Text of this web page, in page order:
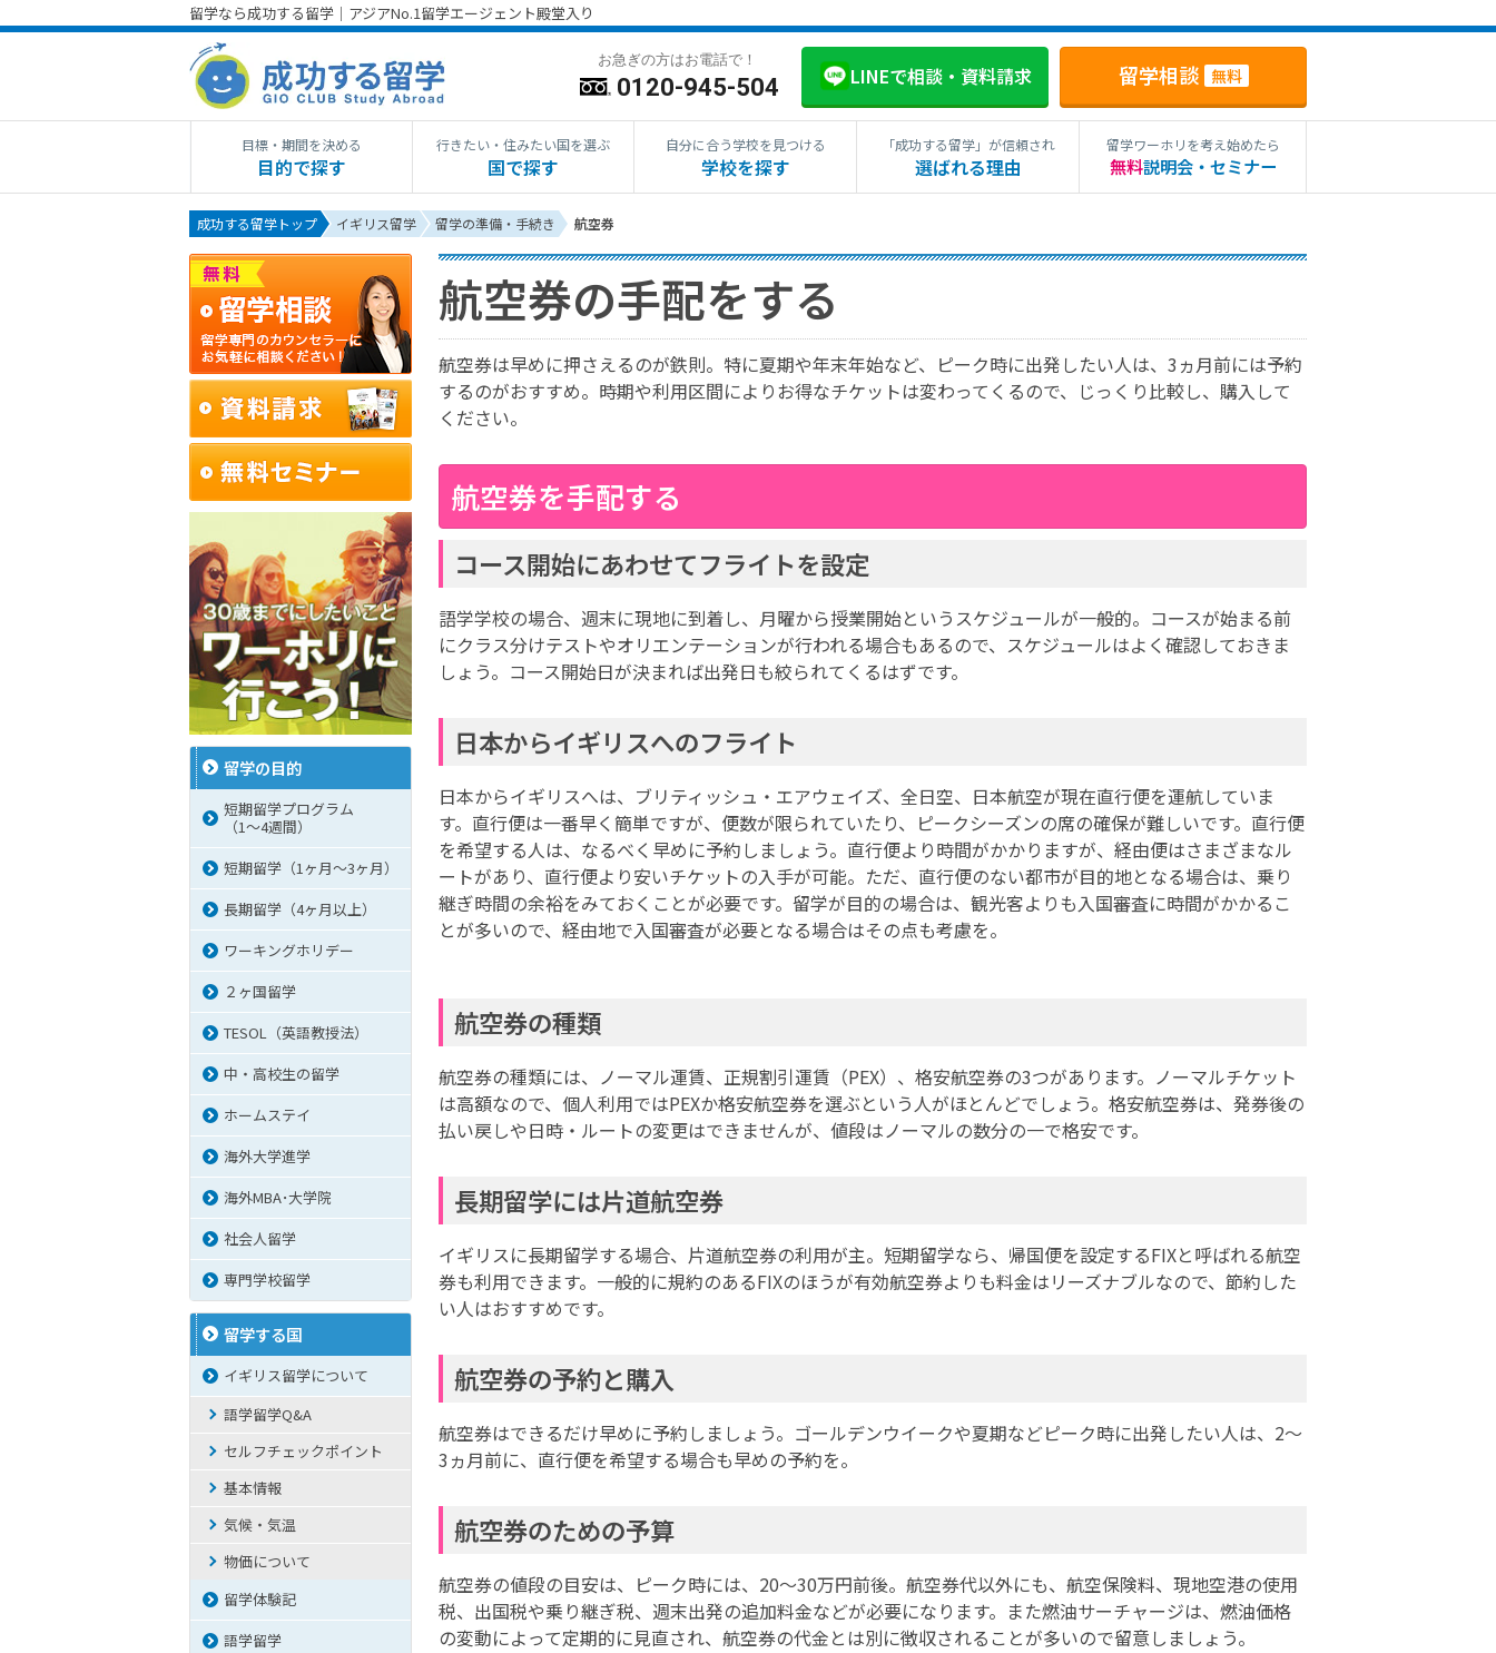
留学なら成功する留学｜アジアNo.1留学エージェント殿堂入り
お急ぎの方はお電話で！
0120-945-504 LINEで相談・資料請求 留学相談 無料
目標・期間を決める
目的で探す
行きたい・住みたい国を選ぶ
国で探す
自分に合う学校を見つける
学校を探す
「成功する留学」が信頼され
選ばれる理由
留学ワーホリを考え始めたら
無料説明会・セミナー
成功する留学トップ イギリス留学 留学の準備・手続き 航空券
航空券の手配をする
航空券は早めに押さえるのが鉄則。特に夏期や年末年始など、ピーク時に出発したい人は、3ヵ月前には予約
するのがおすすめ。時期や利用区間によりお得なチケットは変わってくるので、じっくり比較し、購入して
ください。
航空券を手配する
コース開始にあわせてフライトを設定
語学学校の場合、週末に現地に到着し、月曜から授業開始というスケジュールが一般的。コースが始まる前
にクラス分けテストやオリエンテーションが行われる場合もあるので、スケジュールはよく確認しておきま
しょう。コース開始日が決まれば出発日も絞られてくるはずです。
日本からイギリスへのフライト
日本からイギリスへは、ブリティッシュ・エアウェイズ、全日空、日本航空が現在直行便を運航していま
す。直行便は一番早く簡単ですが、便数が限られていたり、ピークシーズンの席の確保が難しいです。直行便
を希望する人は、なるべく早めに予約しましょう。直行便より時間がかかりますが、経由便はさまざまなル
ートがあり、直行便より安いチケットの入手が可能。ただ、直行便のない都市が目的地となる場合は、乗り
継ぎ時間の余裕をみておくことが必要です。留学が目的の場合は、観光客よりも入国審査に時間がかかるこ
とが多いので、経由地で入国審査が必要となる場合はその点も考慮を。
航空券の種類
航空券の種類には、ノーマル運賃、正規割引運賃（PEX）、格安航空券の3つがあります。ノーマルチケット
は高額なので、個人利用ではPEXか格安航空券を選ぶという人がほとんどでしょう。格安航空券は、発券後の
払い戻しや日時・ルートの変更はできませんが、値段はノーマルの数分の一で格安です。
長期留学には片道航空券
イギリスに長期留学する場合、片道航空券の利用が主。短期留学なら、帰国便を設定するFIXと呼ばれる航空
券も利用できます。一般的に規約のあるFIXのほうが有効航空券よりも料金はリーズナブルなので、節約した
い人はおすすめです。
航空券の予約と購入
航空券はできるだけ早めに予約しましょう。ゴールデンウイークや夏期などピーク時に出発したい人は、2～
3ヵ月前に、直行便を希望する場合も早めの予約を。
航空券のための予算
航空券の値段の目安は、ピーク時には、20～30万円前後。航空券代以外にも、航空保険料、現地空港の使用
税、出国税や乗り継ぎ税、週末出発の追加料金などが必要になります。また燃油サーチャージは、燃油価格
の変動によって定期的に見直され、航空券の代金とは別に徴収されることが多いので留意しましょう。
留学の目的
短期留学プログラム
（1～4週間）
短期留学（1ヶ月～3ヶ月）
長期留学（4ヶ月以上）
ワーキングホリデー
２ヶ国留学
TESOL（英語教授法）
中・高校生の留学
ホームステイ
海外大学進学
海外MBA･大学院
社会人留学
専門学校留学
留学する国
イギリス留学について
語学留学Q&A
セルフチェックポイント
基本情報
気候・気温
物価について
留学体験記
語学留学